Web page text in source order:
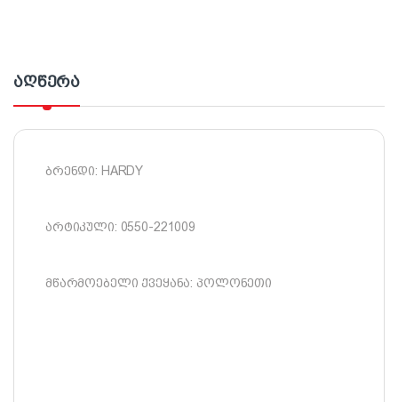
აღწერა
ბრენდი: HARDY
არტიკული: 0550-221009
მწარმოებელი ქვეყანა: პოლონეთი